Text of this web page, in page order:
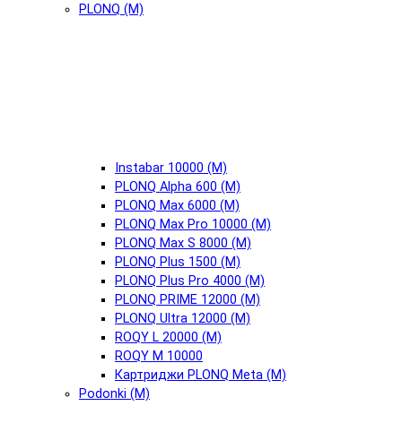
PLONQ (М)
Instabar 10000 (М)
PLONQ Alpha 600 (М)
PLONQ Max 6000 (М)
PLONQ Max Pro 10000 (М)
PLONQ Max S 8000 (М)
PLONQ Plus 1500 (М)
PLONQ Plus Pro 4000 (М)
PLONQ PRIME 12000 (М)
PLONQ Ultra 12000 (М)
ROQY L 20000 (М)
ROQY M 10000
Картриджи PLONQ Meta (М)
Podonki (М)